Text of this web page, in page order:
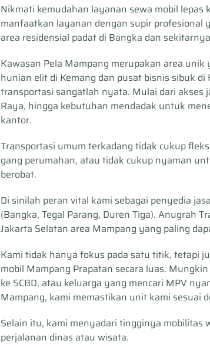
Nikmati kemudahan layanan sewa mobil
manfaatkan layanan dengan supir profesional
area residensial padat di Bangka dan
Kawasan Pela Mampang merupakan area
hunian elit di Kemang dan pusat bisnis sibuk
transportasi sangatlah nyata. Mulai dari akses
Raya, hingga kebutuhan mendadak untuk
kantor.
Transportasi umum terkadang tidak cukup
gang perumahan, atau tidak cukup nyaman
berobat.
Di sinilah peran vital kami sebagai penyedia
(Bangka, Tegal Parang, Duren Tiga). Anugrah
Jakarta Selatan area Mampang yang paling
Kami tidak hanya fokus pada satu titik, tetapi
mobil Mampang Prapatan secara luas.
ke SCBD, atau keluarga yang mencari MPV
Mampang, kami memastikan unit kami sesuai
Selain itu, kami menyadari tingginya mobilitas
perjalanan dinas atau wisata.